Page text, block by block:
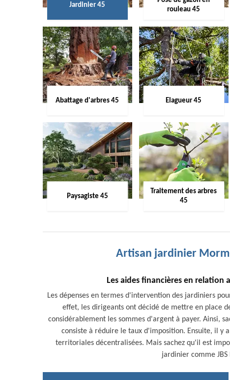
Jardinier 45
rouleau 45
Abattage d'arbres 45 Elagueur 45
Paysagiste 45
Traitement des arbres
45
Artisan jardinier
Les aides financières en relation
Les dépenses en termes d'intervention des jardiniers
effet, les dirigeants ont décidé de mettre en place
considérablement les sommes d'argent à payer. Ainsi,
consiste à réduire le taux d'imposition. Ensuite, il y
territoriales décentralisées. Mais sachez qu'il est
jardinier comme JBS